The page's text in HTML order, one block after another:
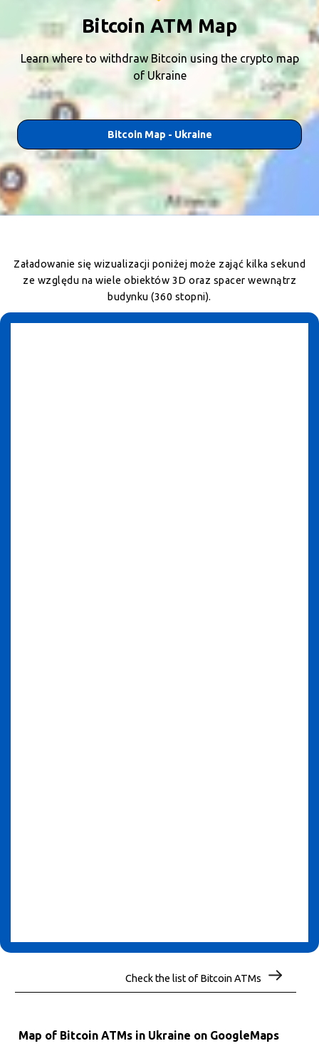
Bitcoin ATM Map
Learn where to withdraw Bitcoin using the crypto map
of Ukraine
Bitcoin Map - Ukraine
Załadowanie się wizualizacji poniżej może zająć kilka sekund
ze względu na wiele obiektów 3D oraz spacer wewnątrz
budynku (360 stopni).
Check the list of Bitcoin ATMs
Map of Bitcoin ATMs in Ukraine on GoogleMaps